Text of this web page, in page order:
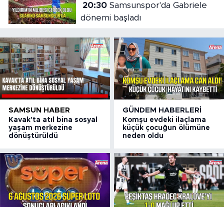
20:30Samsunspor'da Gabriele
dönemi başladı
SAMSUN HABER
Kavak'ta atıl bina sosyal
yaşam merkezine
dönüştürüldü
GÜNDEM HABERLERI
Komşu evdeki ilaçlama
küçük çocuğun ölümüne
neden oldu